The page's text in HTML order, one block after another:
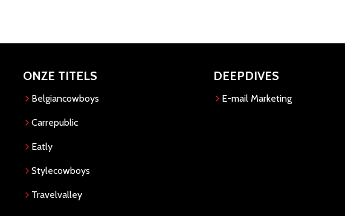
ONZE TITELS
Belgiancowboys
Carrepublic
Eatly
Stylecowboys
Travelvalley
DEEPDIVES
E-mail Marketing